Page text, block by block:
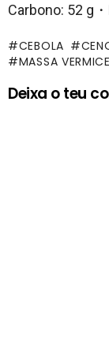
Carbono: 52 g
CEBOLA
MASSA
Deixa o teu